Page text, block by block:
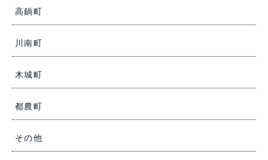
高鍋町
川南町
木城町
都農町
その他